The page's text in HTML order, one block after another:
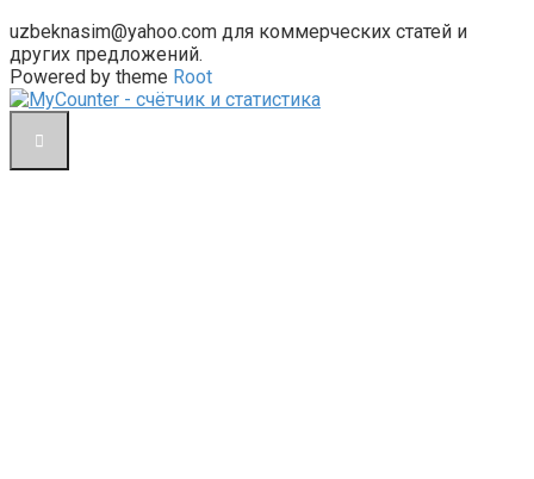
uzbeknasim@yahoo.com для коммерческих статей и
других предложений.
Powered by theme Root